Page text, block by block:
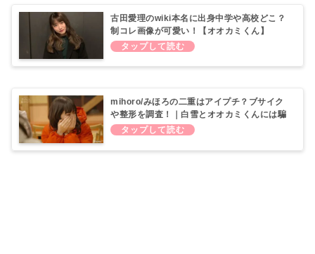
古田愛理のwiki本名に出身中学や高校どこ？
制コレ画像が可愛い！【オオカミくん】
mihoro/みほろの二重はアイプチ？ブサイク
や整形を調査！｜白雪とオオカミくんには騙
されない